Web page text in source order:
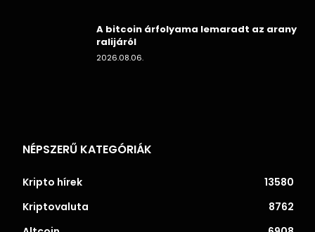
A bitcoin árfolyama lemaradt az arany
ralijáról
2026.08.06.
NÉPSZERŰ KATEGÓRIÁK
Kripto hírek
13580
Kriptovaluta
8762